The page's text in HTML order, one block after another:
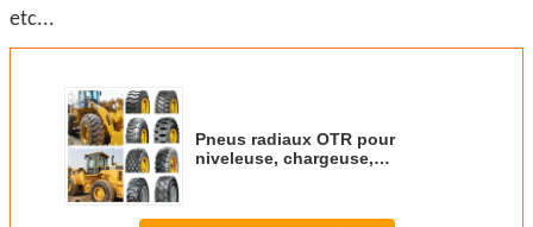
etc...
Pneus radiaux OTR pour
niveleuse, chargeuse,